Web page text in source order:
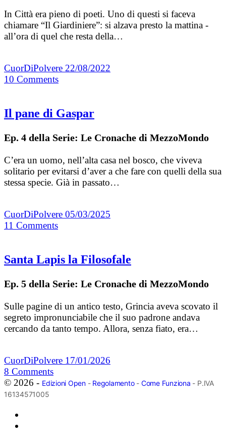
In Città era pieno di poeti. Uno di questi si faceva
chiamare “Il Giardiniere”: si alzava presto la mattina -
all’ora di quel che resta della…
CuorDiPolvere 22/08/2022
10 Comments
Il pane di Gaspar
Ep. 4 della Serie: Le Cronache di MezzoMondo
C’era un uomo, nell’alta casa nel bosco, che viveva
solitario per evitarsi d’aver a che fare con quelli della sua
stessa specie. Già in passato…
CuorDiPolvere 05/03/2025
11 Comments
Santa Lapis la Filosofale
Ep. 5 della Serie: Le Cronache di MezzoMondo
Sulle pagine di un antico testo, Grincia aveva scovato il
segreto impronunciabile che il suo padrone andava
cercando da tanto tempo. Allora, senza fiato, era…
CuorDiPolvere 17/01/2026
8 Comments
© 2026 - Edizioni Open- Regolamento- Come Funziona - P.IVA
16134571005